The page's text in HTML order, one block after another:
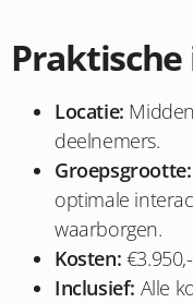
Locatie:
deelnemers.
Groepsgrootte:
optimale
waarborgen.
Kosten:
Inclusief: Alle